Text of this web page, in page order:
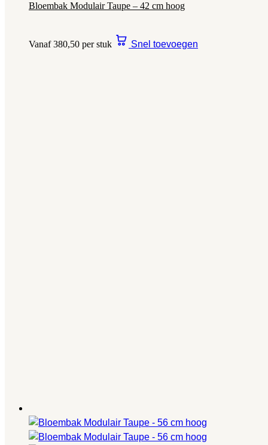
Bloembak Modulair Taupe – 42 cm hoog
Vanaf 380,50 per stuk Snel toevoegen